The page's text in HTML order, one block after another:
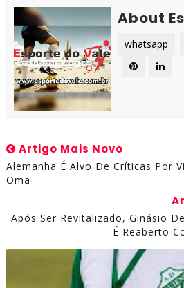
About
whatsapp
Artigo Mais Novo
Alemanha É Alvo De Críticas Por
Omã
Após Ser Revitalizado, Ginásio
É Reaberto